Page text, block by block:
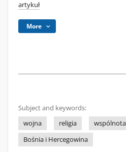
artykuł
More
Subject and keywords:
wojna
religia
Bośnia i Hercegowina